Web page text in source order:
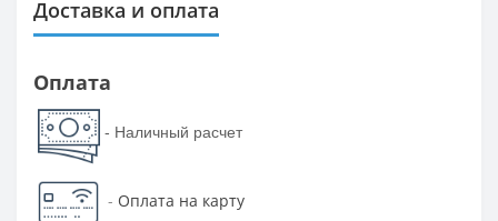
Доставка и оплата
Оплата
- Наличный расчет
- Оплата на карту